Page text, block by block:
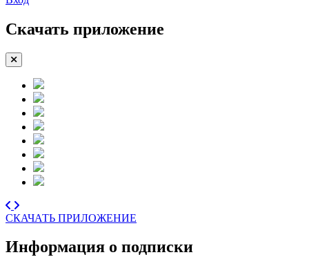
Скачать приложение
СКАЧАТЬ ПРИЛОЖЕНИЕ
Информация о подписки